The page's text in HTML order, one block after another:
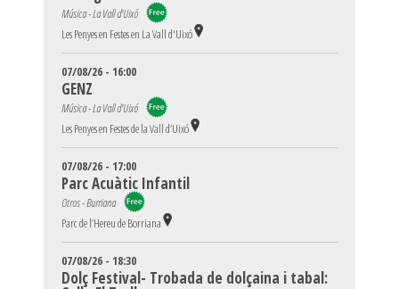
Música - La Vall d'Uixó
Les Penyes en Festes en La Vall d'Uixó
07/08/26 - 16:00
GENZ
Música - La Vall d'Uixó
Les Penyes en Festes de la Vall d’Uixó
07/08/26 - 17:00
Parc Acuàtic Infantil
Otros - Burriana
Parc de l’Hereu de Borriana
07/08/26 - 18:30
Dolç Festival- Trobada de dolçaina i tabal: